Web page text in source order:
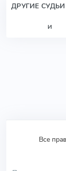
ДРУГИЕ
И
Все